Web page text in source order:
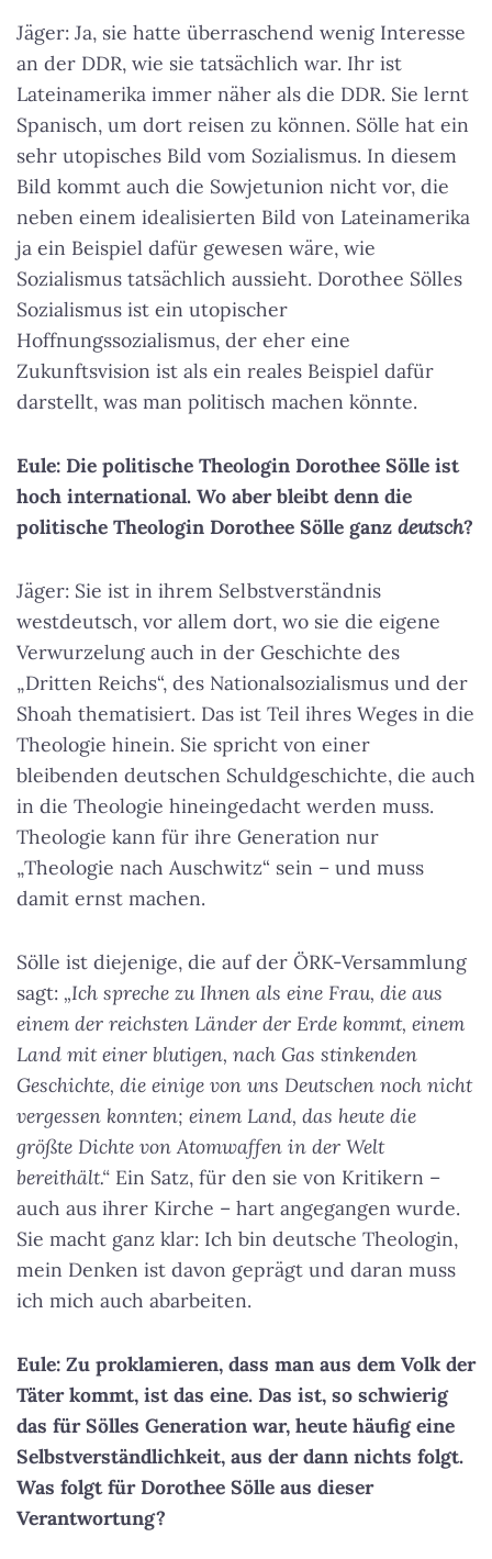
Jäger: Ja, sie hatte überraschend wenig Interesse
an der DDR, wie sie tatsächlich war. Ihr ist
Lateinamerika immer näher als die DDR. Sie lernt
Spanisch, um dort reisen zu können. Sölle hat ein
sehr utopisches Bild vom Sozialismus. In diesem
Bild kommt auch die Sowjetunion nicht vor, die
neben einem idealisierten Bild von Lateinamerika
ja ein Beispiel dafür gewesen wäre, wie
Sozialismus tatsächlich aussieht. Dorothee Sölles
Sozialismus ist ein utopischer
Hoffnungssozialismus, der eher eine
Zukunftsvision ist als ein reales Beispiel dafür
darstellt, was man politisch machen könnte.
Eule: Die politische Theologin Dorothee Sölle ist
hoch international. Wo aber bleibt denn die
politische Theologin Dorothee Sölle ganz deutsch?
Jäger: Sie ist in ihrem Selbstverständnis
westdeutsch, vor allem dort, wo sie die eigene
Verwurzelung auch in der Geschichte des
„Dritten Reichs“, des Nationalsozialismus und der
Shoah thematisiert. Das ist Teil ihres Weges in die
Theologie hinein. Sie spricht von einer
bleibenden deutschen Schuldgeschichte, die auch
in die Theologie hineingedacht werden muss.
Theologie kann für ihre Generation nur
„Theologie nach Auschwitz“ sein – und muss
damit ernst machen.
Sölle ist diejenige, die auf der ÖRK-Versammlung
sagt: „Ich spreche zu Ihnen als eine Frau, die aus
einem der reichsten Länder der Erde kommt, einem
Land mit einer blutigen, nach Gas stinkenden
Geschichte, die einige von uns Deutschen noch nicht
vergessen konnten; einem Land, das heute die
größte Dichte von Atomwaffen in der Welt
bereithält.“ Ein Satz, für den sie von Kritikern –
auch aus ihrer Kirche – hart angegangen wurde.
Sie macht ganz klar: Ich bin deutsche Theologin,
mein Denken ist davon geprägt und daran muss
ich mich auch abarbeiten.
Eule: Zu proklamieren, dass man aus dem Volk der
Täter kommt, ist das eine. Das ist, so schwierig
das für Sölles Generation war, heute häufig eine
Selbstverständlichkeit, aus der dann nichts folgt.
Was folgt für Dorothee Sölle aus dieser
Verantwortung?